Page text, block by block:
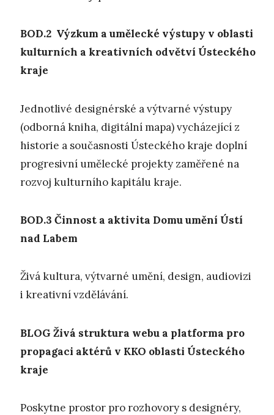
BOD.2 Výzkum a umělecké výstupy v oblasti
kulturních a kreativních odvětví Ústeckého
kraje
Jednotlivé designérské a výtvarné výstupy
(odborná kniha, digitální mapa) vycházející z
historie a současnosti Ústeckého kraje doplní
progresivní umělecké projekty zaměřené na
rozvoj kulturního kapitálu kraje.
BOD.3 Činnost a aktivita Domu umění Ústí
nad Labem
Živá kultura, výtvarné umění, design, audiovizi
i kreativní vzdělávání.
BLOG Živá struktura webu a platforma pro
propagaci aktérů v KKO oblasti Ústeckého
kraje
Poskytne prostor pro rozhovory s designéry,